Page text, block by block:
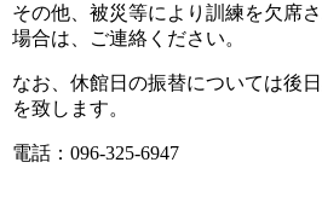
その他、被災等により訓練を欠席
場合は、ご連絡ください。
なお、休館日の振替については後
を致します。
電話：096-325-6947